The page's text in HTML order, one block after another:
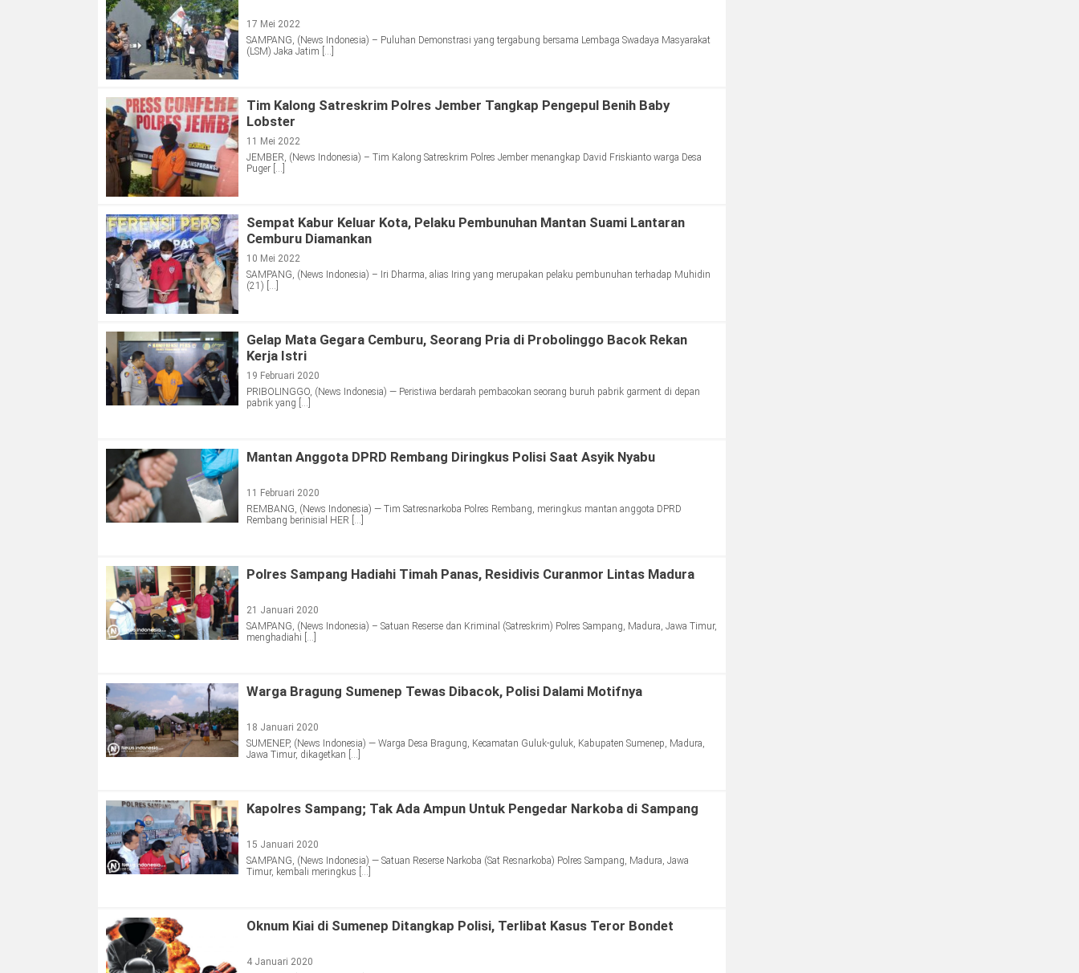
17 Mei 2022
SAMPANG, (News Indonesia) – Puluhan Demonstrasi yang tergabung bersama Lembaga Swadaya Masyarakat
(LSM) Jaka Jatim […]
Tim Kalong Satreskrim Polres Jember Tangkap Pengepul Benih Baby
Lobster
11 Mei 2022
JEMBER, (News Indonesia) – Tim Kalong Satreskrim Polres Jember menangkap David Friskianto warga Desa
Puger […]
Sempat Kabur Keluar Kota, Pelaku Pembunuhan Mantan Suami Lantaran
Cemburu Diamankan
10 Mei 2022
SAMPANG, (News Indonesia) – Iri Dharma, alias Iring yang merupakan pelaku pembunuhan terhadap Muhidin
(21) […]
Gelap Mata Gegara Cemburu, Seorang Pria di Probolinggo Bacok Rekan
Kerja Istri
19 Februari 2020
PRIBOLINGGO, (News Indonesia) — Peristiwa berdarah pembacokan seorang buruh pabrik garment di depan
pabrik yang […]
Mantan Anggota DPRD Rembang Diringkus Polisi Saat Asyik Nyabu
11 Februari 2020
REMBANG, (News Indonesia) — Tim Satresnarkoba Polres Rembang, meringkus mantan anggota DPRD
Rembang berinisial HER […]
Polres Sampang Hadiahi Timah Panas, Residivis Curanmor Lintas Madura
21 Januari 2020
SAMPANG, (News Indonesia) – Satuan Reserse dan Kriminal (Satreskrim) Polres Sampang, Madura, Jawa Timur,
menghadiahi […]
Warga Bragung Sumenep Tewas Dibacok, Polisi Dalami Motifnya
18 Januari 2020
SUMENEP, (News Indonesia) — Warga Desa Bragung, Kecamatan Guluk-guluk, Kabupaten Sumenep, Madura,
Jawa Timur, dikagetkan […]
Kapolres Sampang; Tak Ada Ampun Untuk Pengedar Narkoba di Sampang
15 Januari 2020
SAMPANG, (News Indonesia) — Satuan Reserse Narkoba (Sat Resnarkoba) Polres Sampang, Madura, Jawa
Timur, kembali meringkus […]
Oknum Kiai di Sumenep Ditangkap Polisi, Terlibat Kasus Teror Bondet
4 Januari 2020